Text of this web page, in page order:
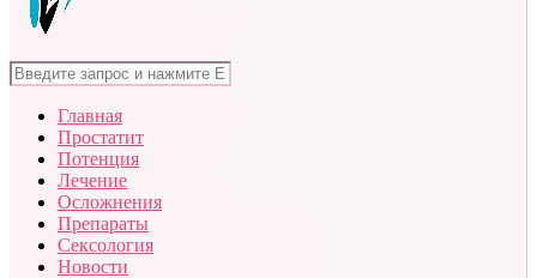
Главная
Простатит
Потенция
Лечение
Осложнения
Препараты
Сексология
Новости